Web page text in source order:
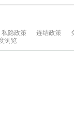
私隐政策 连结政策
浏览